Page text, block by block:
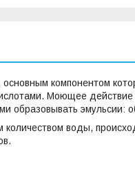
компонентом
Моющее действие
образовывать эмульсии:
воды,